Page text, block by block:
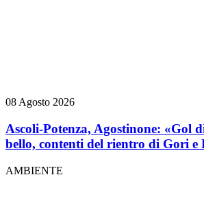
08 Agosto 2026
Ascoli-Potenza, Agostinone: «Gol
bello, contenti del rientro di Gori e
AMBIENTE